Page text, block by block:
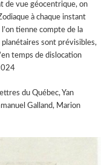
de vue géocentrique, on
à chaque instant
tienne compte de la
planétaires sont prévisibles,
temps de dislocation
du Québec, Yan
Galland, Marion